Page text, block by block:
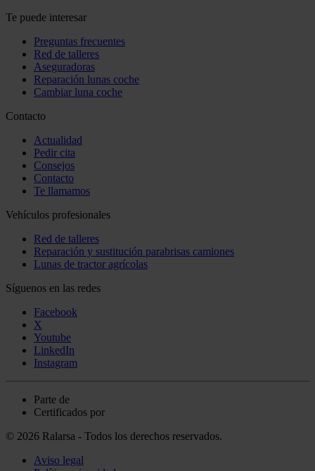
Te puede interesar
Preguntas frecuentes
Red de talleres
Aseguradoras
Reparación lunas coche
Cambiar luna coche
Contacto
Actualidad
Pedir cita
Consejos
Contacto
Te llamamos
Vehículos profesionales
Red de talleres
Reparación y sustitución parabrisas camiones
Lunas de tractor agrícolas
Síguenos en las redes
Facebook
X
Youtube
LinkedIn
Instagram
Parte de
Certificados por
© 2026 Ralarsa - Todos los derechos reservados.
Aviso legal